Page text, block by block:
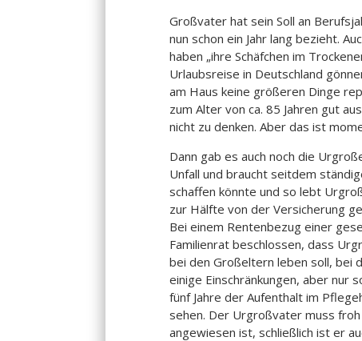
Großvater hat sein Soll an
nun schon ein Jahr lang bezieht.
haben „ihre Schäfchen im
Urlaubsreise in Deutschland
am Haus keine größeren Dinge
zum Alter von ca. 85 Jahren gut
nicht zu denken. Aber das ist
Dann gab es auch noch die
Unfall und braucht seitdem
schaffen könnte und so lebt
zur Hälfte von der Versicherung
Bei einem Rentenbezug einer
Familienrat beschlossen, dass
bei den Großeltern leben soll, bei
einige Einschränkungen, aber nur
fünf Jahre der Aufenthalt im
sehen. Der Urgroßvater muss
angewiesen ist, schließlich ist er